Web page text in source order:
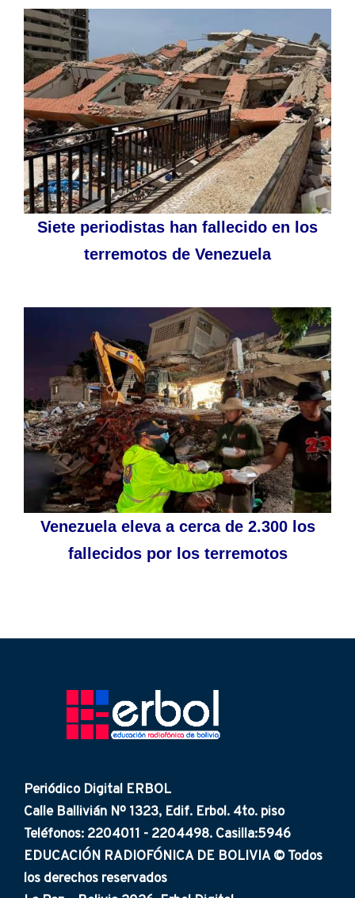
Siete periodistas han fallecido en los
terremotos de Venezuela
Venezuela eleva a cerca de 2.300 los
fallecidos por los terremotos
Periódico Digital ERBOL
Calle Ballivián Nº 1323, Edif. Erbol. 4to. piso
Teléfonos: 2204011 - 2204498. Casilla:5946
EDUCACIÓN RADIOFÓNICA DE BOLIVIA © Todos
los derechos reservados